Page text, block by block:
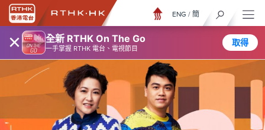
× 全新 RTHK On The Go
一手掌握 RTHK 電台、電視節目
取得
ENG / 簡